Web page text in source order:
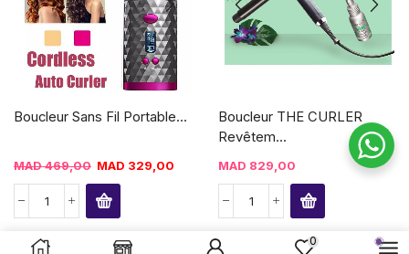
Boucleur Sans Fil Portable...
MAD469,00 MAD 329,00
Boucleur THE CURLER
Revêtem...
MAD 829,00
0